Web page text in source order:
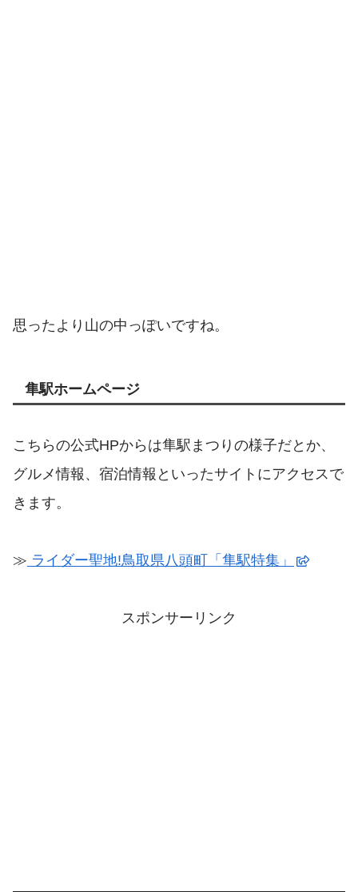
思ったより山の中っぽいですね。
隼駅ホームページ
こちらの公式HPからは隼駅まつりの様子だとか、
グルメ情報、宿泊情報といったサイトにアクセスで
きます。
≫ ライダー聖地!鳥取県八頭町「隼駅特集」
スポンサーリンク